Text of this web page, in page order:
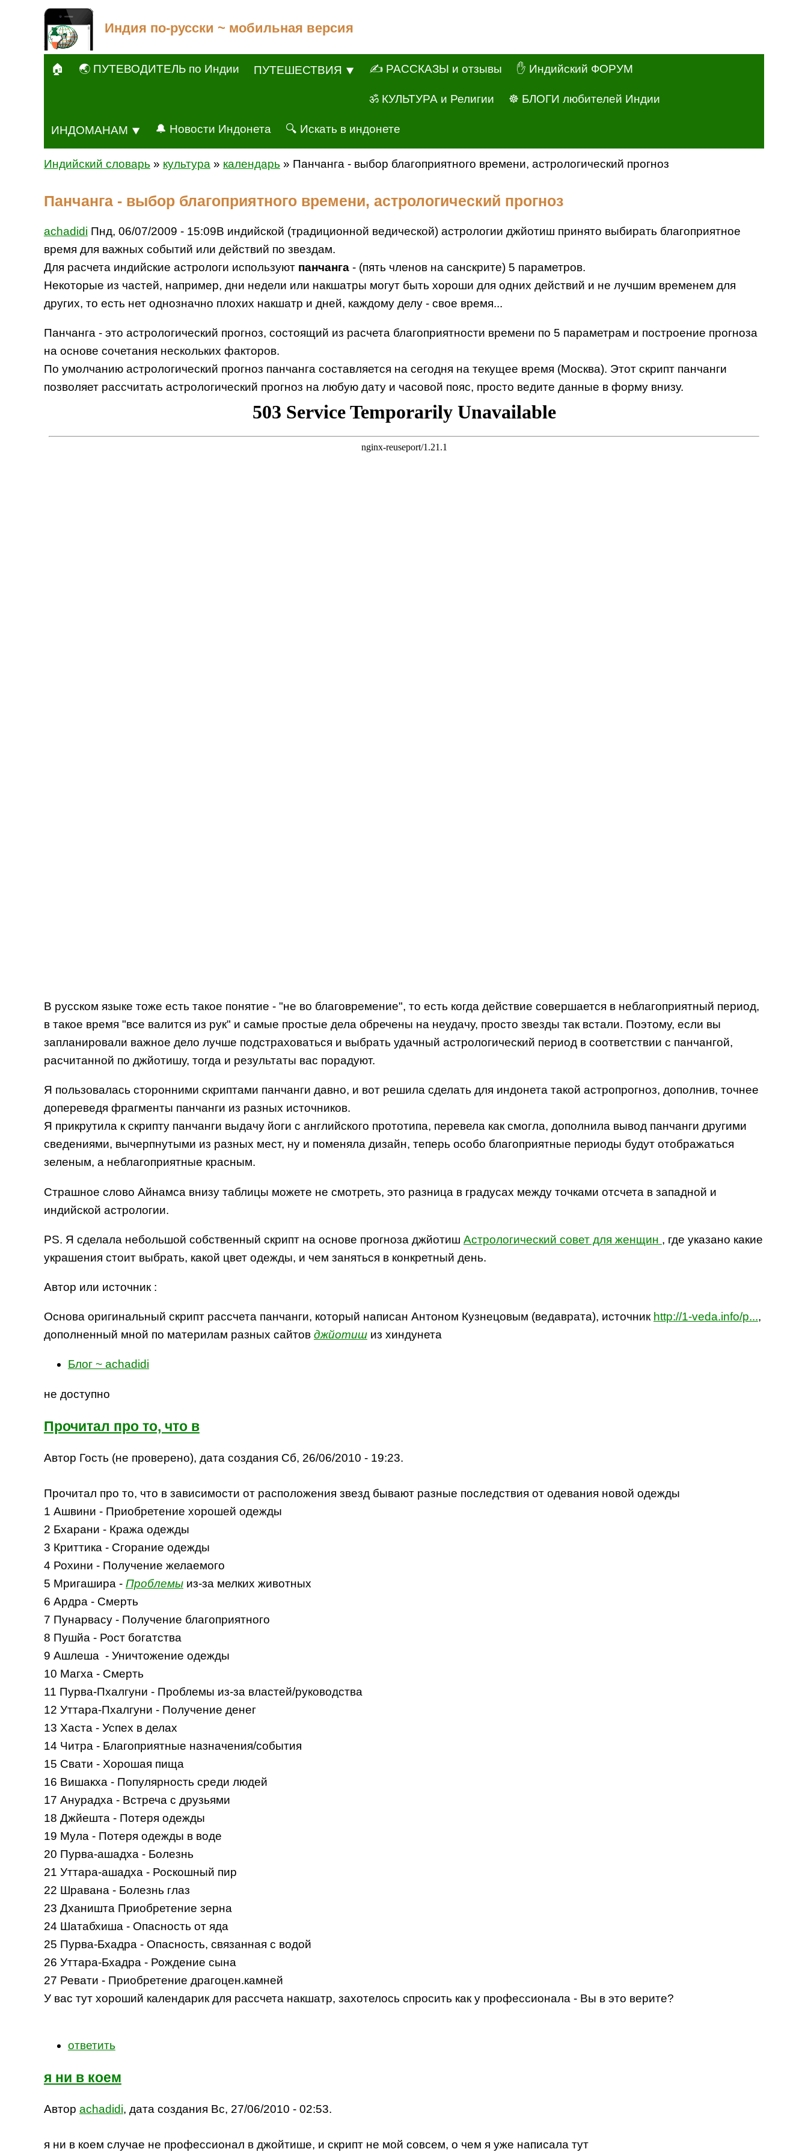
Индия по-русски ~ мобильная версия
🏠 🌏 ПУТЕВОДИТЕЛЬ по Индии ПУТЕШЕСТВИЯ ⯆ ✍ РАССКАЗЫ и отзывы ✋ Индийский ФОРУМ
ॐ КУЛЬТУРА и Религии ☸ БЛОГИ любителей Индии
ИНДОМАНАМ ⯆ 🔔 Новости Индонета 🔍 Искать в индонете
Индийский словарь » культура » календарь » Панчанга - выбор благоприятного времени, астрологический прогноз
Панчанга - выбор благоприятного времени, астрологический прогноз
achadidi Пнд, 06/07/2009 - 15:09В индийской (традиционной ведической) астрологии джйотиш принято выбирать благоприятное
время для важных событий или действий по звездам.
Для расчета индийские астрологи используют панчанга- (пять членов на санскрите) 5 параметров.
Некоторые из частей, например, дни недели или накшатры могут быть хороши для одних действий и не лучшим временем для
других, то есть нет однозначно плохих накшатр и дней, каждому делу - свое время...
Панчанга - это астрологический прогноз, состоящий из расчета благоприятности времени по 5 параметрам и построение прогноза
на основе сочетания нескольких факторов.
По умолчанию астрологический прогноз панчанга составляется на сегодня на текущее время (Москва). Этот скрипт панчанги
позволяет рассчитать астрологический прогноз на любую дату и часовой пояс, просто ведите данные в форму внизу.
В русском языке тоже есть такое понятие - "не во благовремение", то есть когда действие совершается в неблагоприятный период,
в такое время "все валится из рук" и самые простые дела обречены на неудачу, просто звезды так встали. Поэтому, если вы
запланировали важное дело лучше подстраховаться и выбрать удачный астрологический период в соответствии с панчангой,
расчитанной по джйотишу, тогда и результаты вас порадуют.
Я пользовалась сторонними скриптами панчанги давно, и вот решила сделать для индонета такой астропрогноз, дополнив, точнее
допереведя фрагменты панчанги из разных источников.
Я прикрутила к скрипту панчанги выдачу йоги с английского прототипа, перевела как смогла, дополнила вывод панчанги другими
сведениями, вычерпнутыми из разных мест, ну и поменяла дизайн, теперь особо благоприятные периоды будут отображаться
зеленым, а неблагоприятные красным.
Страшное слово Айнамса внизу таблицы можете не смотреть, это разница в градусах между точками отсчета в западной и
индийской астрологии.
PS. Я сделала небольшой собственный скрипт на основе прогноза джйотиш Астрологический совет для женщин , где указано какие
украшения стоит выбрать, какой цвет одежды, и чем заняться в конкретный день.
Автор или источник :
Основа оригинальный скрипт рассчета панчанги, который написан Антоном Кузнецовым (ведаврата), источник http://1-veda.info/p...,
дополненный мной по материлам разных сайтов джйотишиз хиндунета
Блог ~ achadidi
не доступно
Прочитал про то, что в
Автор Гость (не проверено), дата создания Сб, 26/06/2010 - 19:23.
Прочитал про то, что в зависимости от расположения звезд бывают разные последствия от одевания новой одежды
1 Ашвини - Приобретение хорошей одежды
2 Бхарани - Кража одежды
3 Криттика - Сгорание одежды
4 Рохини - Получение желаемого
5 Мригашира - Проблемыиз-за мелких животных
6 Ардра - Смерть
7 Пунарвасу - Получение благоприятного
8 Пушйа - Рост богатства
9 Ашлеша - Уничтожение одежды
10 Магха - Смерть
11 Пурва-Пхалгуни - Проблемы из-за властей/руководства
12 Уттара-Пхалгуни - Получение денег
13 Хаста - Успех в делах
14 Читра - Благоприятные назначения/события
15 Свати - Хорошая пища
16 Вишакха - Популярность среди людей
17 Анурадха - Встреча с друзьями
18 Джйешта - Потеря одежды
19 Мула - Потеря одежды в воде
20 Пурва-ашадха - Болезнь
21 Уттара-ашадха - Роскошный пир
22 Шравана - Болезнь глаз
23 Дханишта Приобретение зерна
24 Шатабхиша - Опасность от яда
25 Пурва-Бхадра - Опасность, связанная с водой
26 Уттара-Бхадра - Рождение сына
27 Ревати - Приобретение драгоцен.камней
У вас тут хороший календарик для рассчета накшатр, захотелось спросить как у профессионала - Вы в это верите?
ответить
я ни в коем
Автор achadidi, дата создания Вс, 27/06/2010 - 02:53.
я ни в коем случае не профессионал в джойтише, и скрипт не мой совсем, о чем я уже написала тут